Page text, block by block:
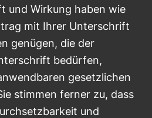
und Wirkung haben wie
mit Ihrer Unterschrift
genügen, die der
bedürfen,
gesetzlichen
stimmen ferner zu, dass
und